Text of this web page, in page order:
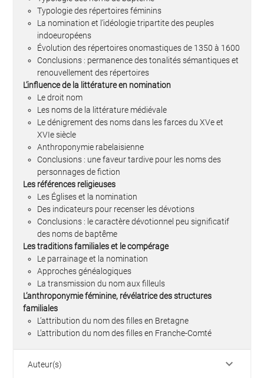
Typologie des répertoires féminins
La nomination et l’idéologie tripartite des peuples
indoeuropéens
Évolution des répertoires onomastiques de 1350 à 1600
Conclusions : permanence des tonalités sémantiques et
renouvellement des répertoires
L’influence de la littérature en nomination
Le droit nom
Les noms de la littérature médiévale
Le dénigrement des noms dans les farces du XVe et
XVIe siècle
Anthroponymie rabelaisienne
Conclusions : une faveur tardive pour les noms des
personnages de fiction
Les références religieuses
Les Églises et la nomination
Des indicateurs pour recenser les dévotions
Conclusions : le caractère dévotionnel peu significatif
des noms de baptême
Les traditions familiales et le compérage
Le parrainage et la nomination
Approches généalogiques
La transmission du nom aux filleuls
L’anthroponymie féminine, révélatrice des structures
familiales
L’attribution du nom des filles en Bretagne
L’attribution du nom des filles en Franche-Comté
Auteur(s) keyboard_arrow_down